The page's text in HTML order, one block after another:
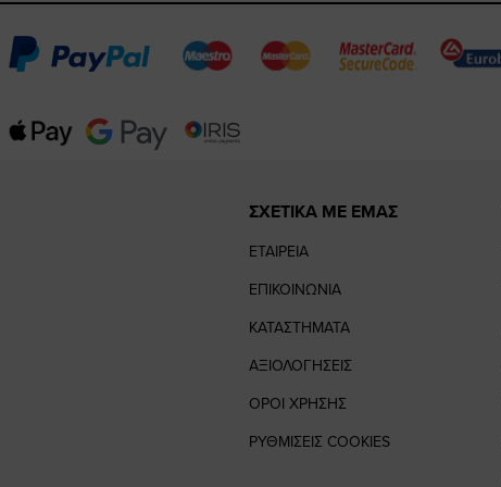
ΣΧΕΤΙΚΑ ΜΕ ΕΜΑΣ
ΕΤΑΙΡΕΙΑ
ΕΠΙΚΟΙΝΩΝΙΑ
ΚΑΤΑΣΤΗΜΑΤΑ
ΑΞΙΟΛΟΓΗΣΕΙΣ
ΟΡΟΙ ΧΡΗΣΗΣ
ΡΥΘΜΙΣΕΙΣ COOKIES